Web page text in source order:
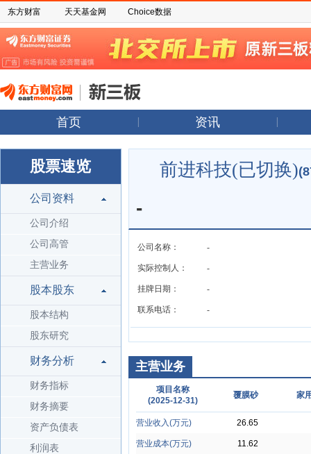
东方财富 天天基金网 Choice数据
首页 资讯
股票速览
公司资料
公司介绍
公司高管
主营业务
股本股东
股本结构
股东研究
财务分析
财务指标
财务摘要
资产负债表
利润表
前进科技(已切换)
-
公司名称： -
实际控制人： -
挂牌日期： -
联系电话： -
主营业务
项目名称
(2025-12-31)
营业收入(万元)
营业成本(万元)
覆膜砂 家
26.65
11.62